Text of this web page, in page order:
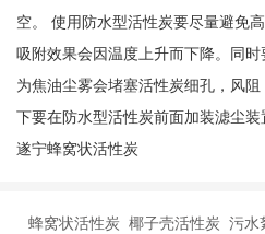
空。 使用防水型活性炭要尽量避免
吸附效果会因温度上升而下降。同
为焦油尘雾会堵塞活性炭细孔，风
下要在防水型活性炭前面加装滤尘装
遂宁蜂窝状活性炭
蜂窝状活性炭 椰子壳活性炭 污